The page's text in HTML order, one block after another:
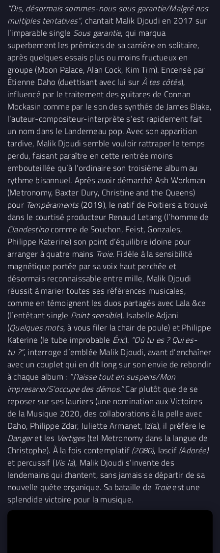
“Dis, désormais sommes-nous sous garantie/Malgré nos
multiples tentatives”, chantait Malik Djoudi en 2017 sur
l’imparable single Sous garantie, qui marqua
superbement les prémices de sa carrière en solitaire,
après quelques essais plus ou moins fructueux en
groupe (Moon Palace, Alan Cock, Kim Tim). Encensé par
Étienne Daho (duettisant avec lui sur À tes côtés),
influencé par le traitement des guitares de Connan
Mockasin comme par le son des synthés de James Blake,
l’auteur-compositeur-interprète s’est rapidement fait
un nom dans le Landerneau pop. Avec son apparition
tardive, Malik Djoudi semble vouloir rattraper le temps
perdu, faisant paraître en cette rentrée moins
embouteillée qu’à l’ordinaire son troisième album au
rythme bisannuel. Après avoir démarché Ash Workman
(Metronomy, Baxter Dury, Christine and the Queens)
pour Tempéraments(2019), le natif de Poitiers a trouvé
dans le courtisé producteur Renaud Letang (l’homme de
Clandestino comme de Souchon, Feist, Gonzales,
Philippe Katerine) son point d’équilibre idoine pour
arranger à quatre mains Troie. Fidèle à la sensibilité
magnétique portée par sa voix haut perchée et
désormais reconnaissable entre mille, Malik Djoudi
réussit à marier toutes ses références musicales,
comme en témoignent les duos partagés avec Lala &ce
(l’entêtant single Point sensible), Isabelle Adjani
(Quelques mots, à vous filer la chair de poule) et Philippe
Katerine (le tube improbable Éric). “Où tu es ? Qui es-
tu ?”, interroge d’emblée Malik Djoudi, avant d’enchaîner
avec un couplet qui en dit long sur son envie de rebondir
à chaque album : “J’laisse tout en suspens/Mon
impresario/S’occupe des démos.”Car plutôt que de se
reposer sur ses lauriers (une nomination aux Victoires
de la Musique 2020, des collaborations à la pelle avec
Daho, Philippe Zdar, Juliette Armanet, Izïa), il préfère le
Dangeret les Vertiges(tel Metronomy dans la langue de
Christophe). À la fois contemplatif (2080), lascif (Adorée)
et percussif (Vis la), Malik Djoudi s’invente des
lendemains qui chantent, sans jamais se départir de sa
nouvelle quête organique. Sa bataille de Troieest une
splendide victoire pour la musique.